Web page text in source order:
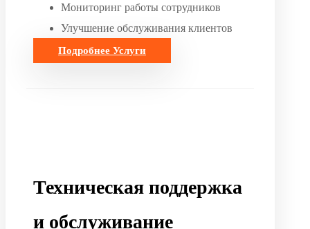
Мониторинг работы сотрудников
Улучшение обслуживания клиентов
Подробнее Услуги
Техническая поддержка
и обслуживание